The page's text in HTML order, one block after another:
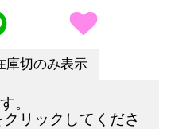
庫切のみ表示
。
クリックしてくださ